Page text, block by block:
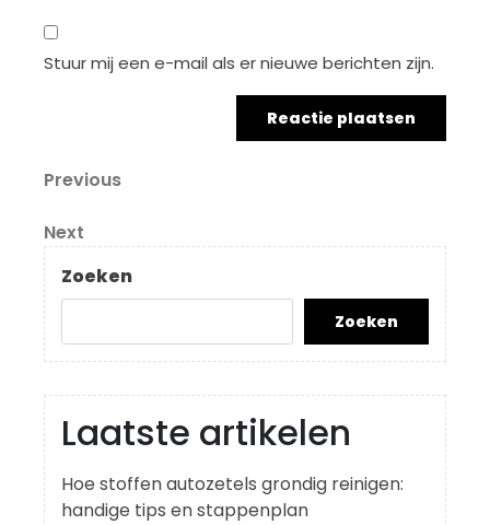
Stuur mij een e-mail als er nieuwe berichten zijn.
Berichtnavigatie
Previous
Previous
Next
Post
Next
Zoeken
Zoeken
Laatste artikelen
Hoe stoffen autozetels grondig reinigen:
handige tips en stappenplan